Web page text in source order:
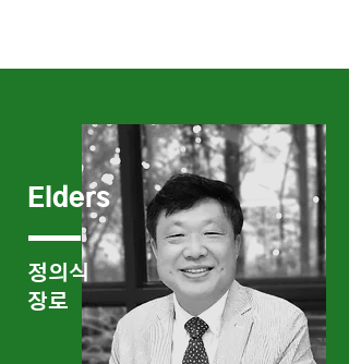
Elders
정의식
​장로